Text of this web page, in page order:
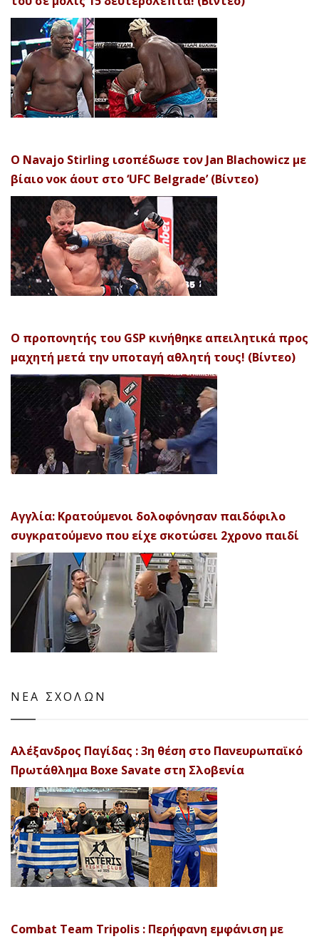
Ο Navajo Stirling ισοπέδωσε τον Jan Blachowicz με
βίαιο νοκ άουτ στο ‘UFC Belgrade’ (Βίντεο)
Ο προπονητής του GSP κινήθηκε απειλητικά προς
μαχητή μετά την υποταγή αθλητή τους! (Βίντεο)
Αγγλία: Κρατούμενοι δολοφόνησαν παιδόφιλο
συγκρατούμενο που είχε σκοτώσει 2χρονο παιδί
ΝΕΑ ΣΧΟΛΩΝ
Αλέξανδρος Παγίδας : 3η θέση στο Πανευρωπαϊκό
Πρωτάθλημα Boxe Savate στη Σλοβενία
Combat Team Tripolis : Περήφανη εμφάνιση με